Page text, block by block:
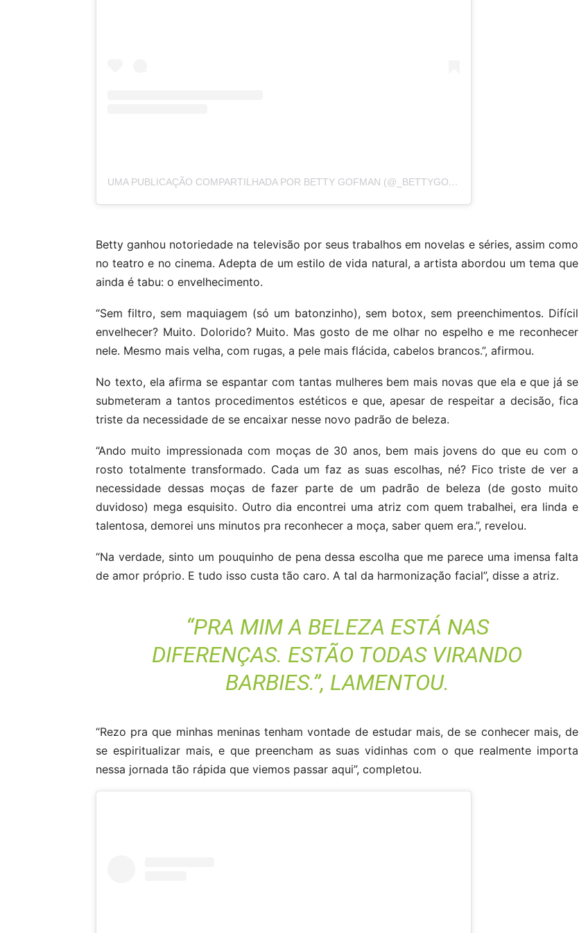
UMA PUBLICAÇÃO COMPARTILHADA POR BETTY GOFMAN (@_BETTYGOFMAN)
Betty ganhou notoriedade na televisão por seus trabalhos em novelas e séries, assim como
no teatro e no cinema. Adepta de um estilo de vida natural, a artista abordou um tema que
ainda é tabu: o envelhecimento.
“Sem filtro, sem maquiagem (só um batonzinho), sem botox, sem preenchimentos. Difícil
envelhecer? Muito. Dolorido? Muito. Mas gosto de me olhar no espelho e me reconhecer
nele. Mesmo mais velha, com rugas, a pele mais flácida, cabelos brancos.”, afirmou.
No texto, ela afirma se espantar com tantas mulheres bem mais novas que ela e que já se
submeteram a tantos procedimentos estéticos e que, apesar de respeitar a decisão, fica
triste da necessidade de se encaixar nesse novo padrão de beleza.
“Ando muito impressionada com moças de 30 anos, bem mais jovens do que eu com o
rosto totalmente transformado. Cada um faz as suas escolhas, né? Fico triste de ver a
necessidade dessas moças de fazer parte de um padrão de beleza (de gosto muito
duvidoso) mega esquisito. Outro dia encontrei uma atriz com quem trabalhei, era linda e
talentosa, demorei uns minutos pra reconhecer a moça, saber quem era.”, revelou.
“Na verdade, sinto um pouquinho de pena dessa escolha que me parece uma imensa falta
de amor próprio. E tudo isso custa tão caro. A tal da harmonização facial”, disse a atriz.
“PRA MIM A BELEZA ESTÁ NAS
DIFERENÇAS. ESTÃO TODAS VIRANDO
BARBIES.”, LAMENTOU.
“Rezo pra que minhas meninas tenham vontade de estudar mais, de se conhecer mais, de
se espiritualizar mais, e que preencham as suas vidinhas com o que realmente importa
nessa jornada tão rápida que viemos passar aqui”, completou.